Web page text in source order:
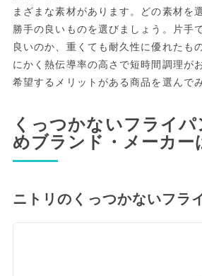
まざまな素材があります。どの素材を
勝手の良いものを選びましょう。片手
良いのか、重くても耐久性に優れたも
にかく熱伝導率の高さで短時間調理が
希望するメリットがある商品を選んで
くっつかないフライ
めブランド・メーカー
ニトリのくっつかないフラ